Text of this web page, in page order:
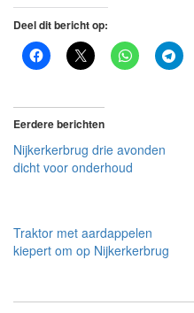
Deel dit bericht op:
Eerdere berichten
Nijkerkerbrug drie avonden
dicht voor onderhoud
Traktor met aardappelen
kiepert om op Nijkerkerbrug